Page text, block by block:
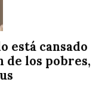
está cansado
de los pobres,